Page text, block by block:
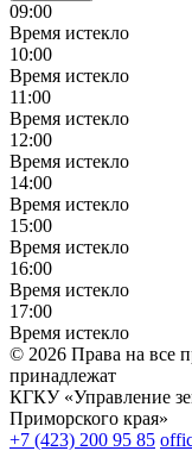
09:00
Время истекло
10:00
Время истекло
11:00
Время истекло
12:00
Время истекло
14:00
Время истекло
15:00
Время истекло
16:00
Время истекло
17:00
Время истекло
© 2026 Права на все
принадлежат
КГКУ «Управление
Приморского края»
+7 (423) 200 95 85